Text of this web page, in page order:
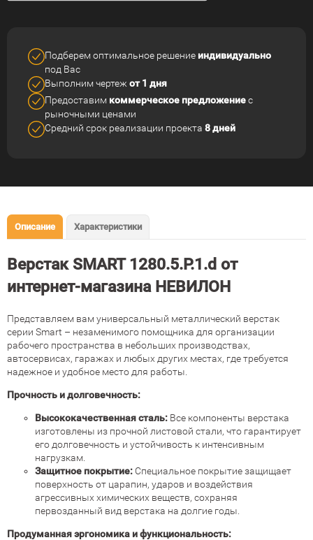
Подберем оптимальное решение индивидуально
под Вас
Выполним чертеж от 1 дня
Предоставим коммерческое предложениес
рыночными ценами
Средний срок реализации проекта 8 дней
Описание Характеристики
Верстак SMART 1280.5.P.1.d от
интернет-магазина НЕВИЛОН
Представляем вам универсальный металлический верстак
серии Smart – незаменимого помощника для организации
рабочего пространства в небольших производствах,
автосервисах, гаражах и любых других местах, где требуется
надежное и удобное место для работы.
Прочность и долговечность:
Высококачественная сталь: Все компоненты верстака
изготовлены из прочной листовой стали, что гарантирует
его долговечность и устойчивость к интенсивным
нагрузкам.
Защитное покрытие: Специальное покрытие защищает
поверхность от царапин, ударов и воздействия
агрессивных химических веществ, сохраняя
первозданный вид верстака на долгие годы.
Продуманная эргономика и функциональность: